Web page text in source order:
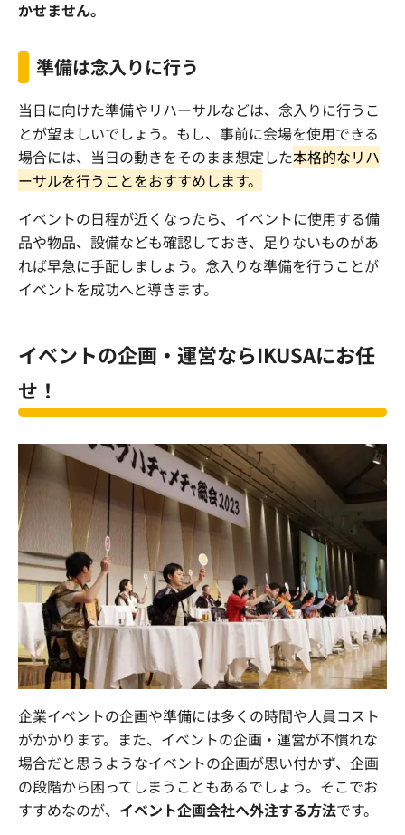
かせません。
準備は念入りに行う
当日に向けた準備やリハーサルなどは、念入りに行うこ
とが望ましいでしょう。もし、事前に会場を使用できる
場合には、当日の動きをそのまま想定した本格的なリハ
ーサルを行うことをおすすめします。
イベントの日程が近くなったら、イベントに使用する備
品や物品、設備なども確認しておき、足りないものがあ
れば早急に手配しましょう。念入りな準備を行うことが
イベントを成功へと導きます。
イベントの企画・運営ならIKUSAにお任
せ！
企業イベントの企画や準備には多くの時間や人員コスト
がかかります。また、イベントの企画・運営が不慣れな
場合だと思うようなイベントの企画が思い付かず、企画
の段階から困ってしまうこともあるでしょう。そこでお
すすめなのが、 イベント企画会社へ外注する方法です。